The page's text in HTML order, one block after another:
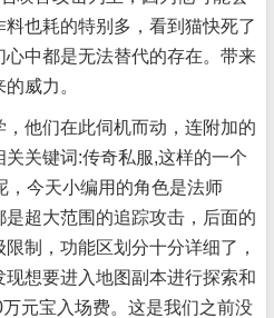
也耗的特别多，看到猫快死了
中都是无法替代的存在。带来
威力。
他们在此伺机而动，连附加的
关键词:传奇私服,这样的一个
，今天小编用的角色是法师
超大范围的追踪攻击，后面的
制，功能区划分十分详细了，
想要进入地图副本进行探索和
元宝入场费。这是我们之前没